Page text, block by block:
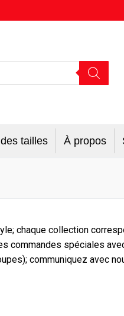
tailles À propos
chaque collection
commandes spéciales
communiquez avec